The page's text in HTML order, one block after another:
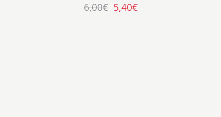
6,00€ 5,40€